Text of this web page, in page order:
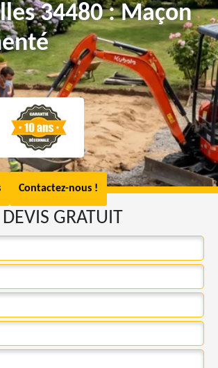
34480 : Maçon
Contactez-nous !
DEVIS GRATUIT